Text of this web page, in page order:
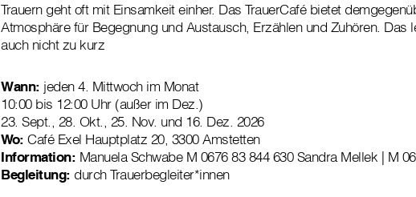
Trauern geht oft mit Einsamkeit einher. Das TrauerCafé bietet
Atmosphäre für Begegnung und Austausch, Erzählen und Zuhören. Das
auch nicht zu kurz
Wann: jeden 4. Mittwoch im Monat
10:00 bis 12:00 Uhr (außer im Dez.)
23. Sept., 28. Okt., 25. Nov. und 16. Dez. 2026
Wo: Café Exel Hauptplatz 20, 3300 Amstetten
Information: Manuela Schwabe M 0676 83 844 630 Sandra Mellek | M
Begleitung: durch Trauerbegleiter*innen